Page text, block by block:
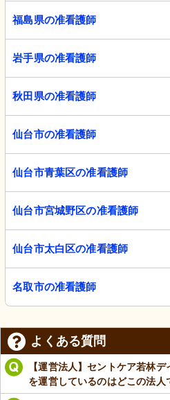
福島県の准看護師
岩手県の准看護師
秋田県の准看護師
仙台市の准看護師
仙台市青葉区の准看護師
仙台市宮城野区の准看護師
仙台市太白区の准看護師
名取市の准看護師
よくある質問
【運営法人】セントケア若林
を運営しているのはどこの法人